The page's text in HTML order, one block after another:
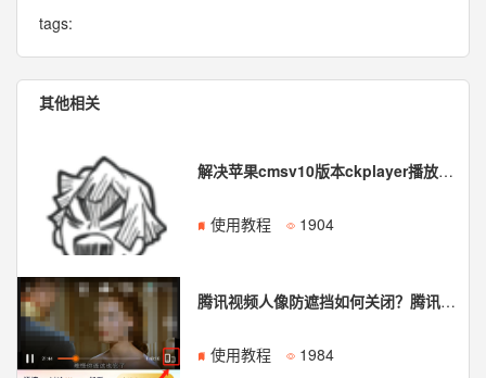
tags:
其他相关
解决苹果cmsv10版本ckplayer播放器高自适应兼容问题
使用教程 1904
腾讯视频人像防遮挡如何关闭？腾讯视频人像防遮挡关闭教程
使用教程 1984